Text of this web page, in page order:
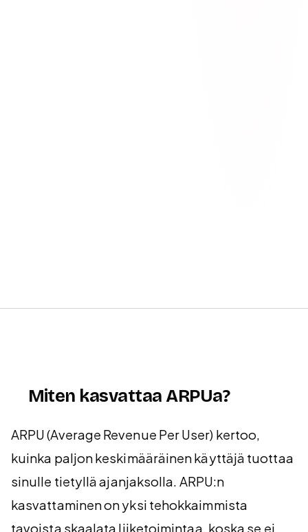
Miten kasvattaa ARPUa?
ARPU (Average Revenue Per User) kertoo,
kuinka paljon keskimääräinen käyttäjä tuottaa
sinulle tietyllä ajanjaksolla. ARPU:n
kasvattaminen on yksi tehokkaimmista
tavoista skaalata liiketoimintaa, koska se ei